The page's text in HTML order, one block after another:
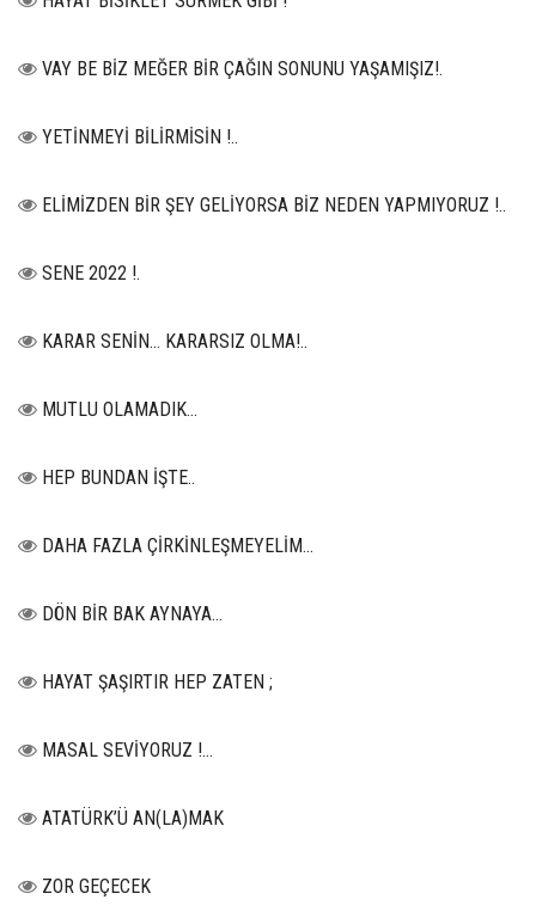
VAY BE BİZ MEĞER BİR ÇAĞIN SONUNU YAŞAMIŞIZ!.
YETİNMEYİ BİLİRMİSİN !..
ELİMİZDEN BİR ŞEY GELİYORSA BİZ NEDEN YAPMIYORUZ !..
SENE 2022 !.
KARAR SENİN… KARARSIZ OLMA!..
MUTLU OLAMADIK…
HEP BUNDAN İŞTE..
DAHA FAZLA ÇİRKİNLEŞMEYELİM…
DÖN BİR BAK AYNAYA...
HAYAT ŞAŞIRTIR HEP ZATEN ;
MASAL SEVİYORUZ !...
ATATÜRK’Ü AN(LA)MAK
ZOR GEÇECEK